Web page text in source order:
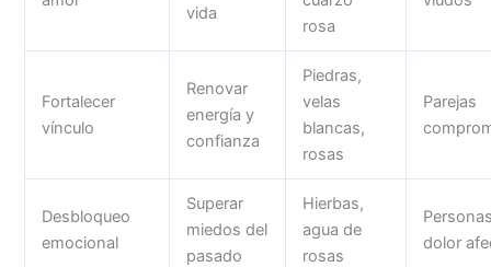
vida
rosa
Fortalecer
vínculo
Renovar
energía y
confianza
Piedras,
velas
blancas,
rosas
Parejas
Desbloqueo
emocional
Superar
miedos del
pasado
Hierbas,
agua de
rosas
dolor